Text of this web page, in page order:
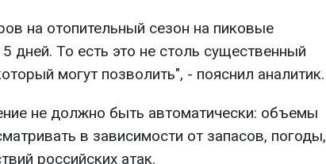
на отопительный сезон на пиковые
дней. То есть это не столь существенный
могут позволить", - пояснил аналитик.
не должно быть автоматически: объемы
в зависимости от запасов, погоды,
российских атак.